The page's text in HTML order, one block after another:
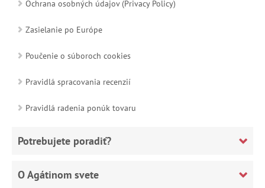
Ochrana osobných údajov (Privacy Policy)
Zasielanie po Európe
Poučenie o súboroch cookies
Pravidlá spracovania recenzií
Pravidlá radenia ponúk tovaru
Potrebujete poradiť?
O Agátinom svete